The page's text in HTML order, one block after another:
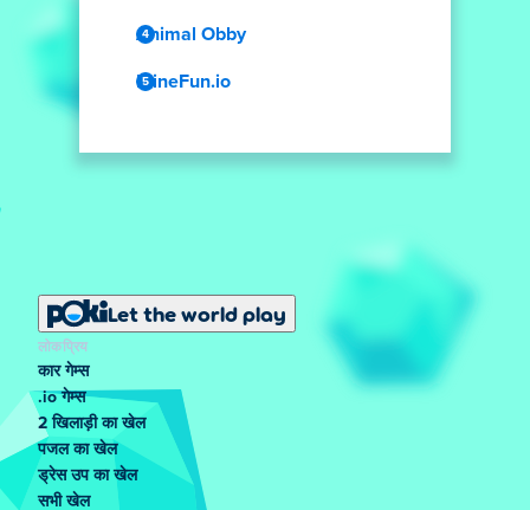
Animal Obby
MineFun.io
Let the world play
लोकप्रिय
कार गेम्स
.io गेम्स
2 खिलाड़ी का खेल
पजल का खेल
ड्रेस उप का खेल
सभी खेल